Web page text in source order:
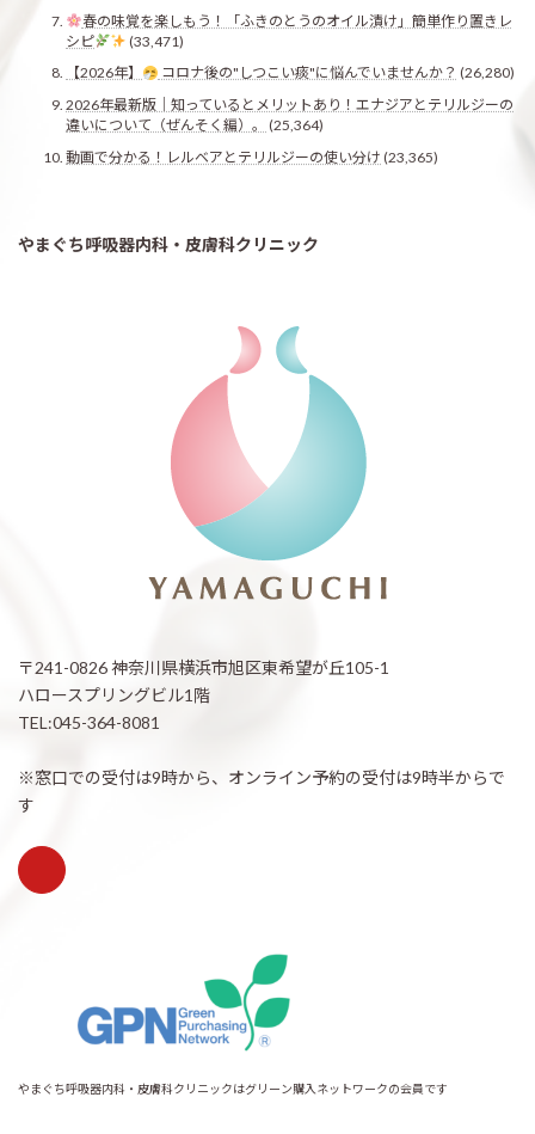
春の味覚を楽しもう！「ふきのとうのオイル漬け」簡単作り置きレ
シピ
(33,471)
【2026年】
コロナ後の"しつこい痰"に悩んでいませんか？ (26,280)
2026年最新版｜知っているとメリットあり！エナジアとテリルジーの
違いについて（ぜんそく編）。
(25,364)
動画で分かる！レルベアとテリルジーの使い分け (23,365)
やまぐち呼吸器内科・皮膚科クリニック
〒241-0826 神奈川県横浜市旭区東希望が丘105-1
ハロースプリングビル1階
TEL:045-364-8081
※窓口での受付は9時から、オンライン予約の受付は9時半からで
す
やまぐち呼吸器内科・皮膚科クリニックはグリーン購入ネットワークの会員です